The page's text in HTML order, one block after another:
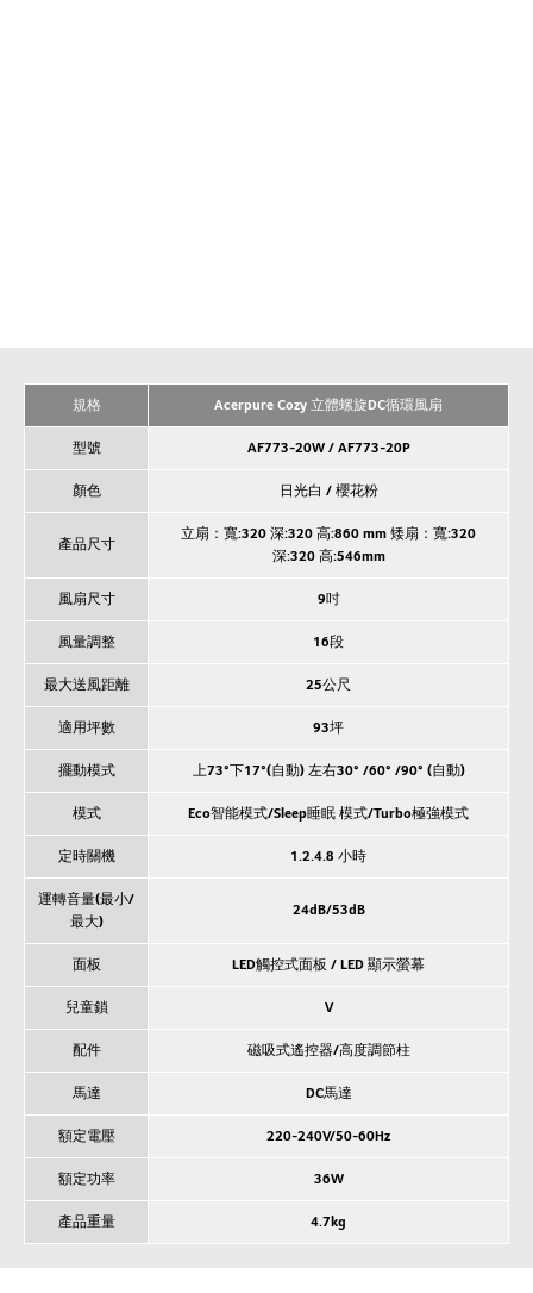
規格 Acerpure Cozy 立體螺旋DC循環風扇
型號 AF773-20W / AF773-20P
顏色 日光白 / 櫻花粉
產品尺寸
立扇：寬:320 深:320 高:860 mm 矮扇：寬:320
深:320 高:546mm
風扇尺寸 9吋
風量調整 16段
最大送風距離 25公尺
適用坪數 93坪
擺動模式 上73°下17°(自動) 左右30° /60° /90° (自動)
模式 Eco智能模式/Sleep睡眠 模式/Turbo極強模式
定時關機 1.2.4.8 小時
運轉音量(最小/
最大)
24dB/53dB
面板 LED觸控式面板 / LED 顯示螢幕
兒童鎖 V
配件 磁吸式遙控器/高度調節柱
馬達 DC馬達
額定電壓 220-240V/50-60Hz
額定功率 36W
產品重量 4.7kg